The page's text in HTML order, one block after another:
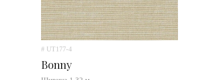
# UT177-4
Bonny